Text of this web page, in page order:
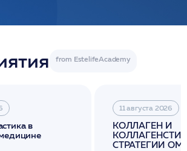
в
11 августа 2026
КОЛЛАГЕН И
СТРАТЕГИИ